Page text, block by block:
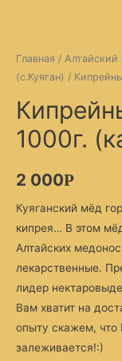
Главная / Алтайский
(с.Куяган) /
1000г.
2 000Р
Куяганский мёд
кипрея… В этом
Алтайских
лекарственные.
лидер
Вам хватит на
опыту скажем, что
залеживается!:)